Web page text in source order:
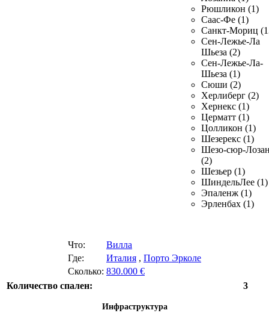
Рюшликон (1)
Саас-Фе (1)
Санкт-Мориц
Сен-Лежье-Ла
Шьеза (2)
Сен-Лежье-Ла-
Шьеза (1)
Сюши (2)
Херлиберг (2)
Хернекс (1)
Церматт (1)
Цолликон (1)
Шезерекс (1)
Шезо-сюр-
(2)
Шезьер (1)
ШиндельЛее (1)
Эпаленж (1)
Эрленбах (1)
Что:
Вилла
Где:
Италия , Порто Эрколе
Сколько: 830.000 €
Количество спален:
3
Инфраструктура